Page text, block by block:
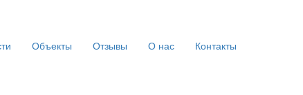
Объекты Отзывы О нас Контакты